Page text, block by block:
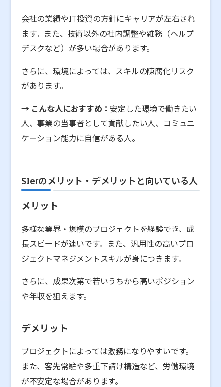
会社の業績やIT投資の方針にキャリアが左右され
ます。また、技術以外の社内調整や雑務（ヘルプ
デスクなど）が多い場合があります。
さらに、環境によっては、スキルの陳腐化リスク
があります。
→ こんな人におすすめ： 安定した環境で働きたい
人、事業の当事者として貢献したい人、コミュニ
ケーション能力に自信がある人。
SIerのメリット・デメリットと向いている人
メリット
多様な業界・規模のプロジェクトを経験でき、成
長スピードが速いです。また、汎用性の高いプロ
ジェクトマネジメントスキルが身につきます。
さらに、成果次第で若いうちから高いポジション
や年収を狙えます。
デメリット
プロジェクトによっては激務になりやすいです。
また、客先常駐や多重下請け構造など、労働環境
が不安定な場合があります。